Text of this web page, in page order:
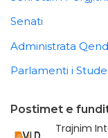
Senati
Administrata
Parlamenti i
Postimet e
Trajnim